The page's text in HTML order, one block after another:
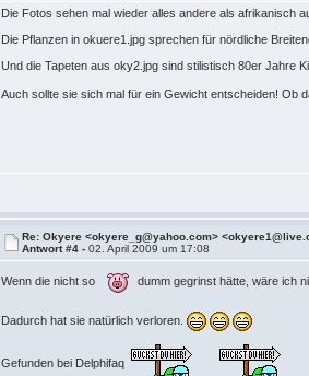
Die Fotos sehen mal wieder alles andere als afrikanisch
Die Pflanzen in okuere1.jpg sprechen für nördliche
Und die Tapeten aus oky2.jpg sind stilistisch 80er Jahre
Auch sollte sie sich mal für ein Gewicht entscheiden! Ob
Re: Okyere <okyere_g@yahoo.com>
Antwort #4 -02. April 2009 um 17:08
Wenn die nicht so dumm gegrinst hätte, wäre ich
Dadurch hat sie natürlich verloren.
Gefunden bei Delphifaq